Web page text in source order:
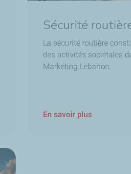
Sécurité
La sécurité routière
des activités sociétales
Marketing Lebanon.
En savoir plus